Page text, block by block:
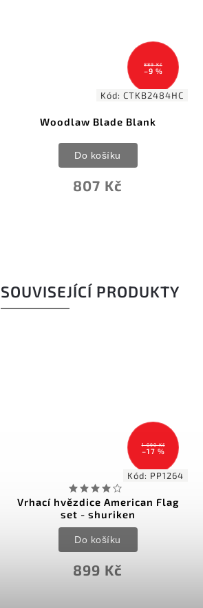
559 Kč
–8 %
Kód:CN211415BL
Sada vrhacích nožů 3 ks
514 Kč
Do košíku
SOUVISEJÍCÍ PRODUKTY
298 Kč
–4 %
Kód:722-N-7
Mikov hvězdice
284 Kč
Do košíku